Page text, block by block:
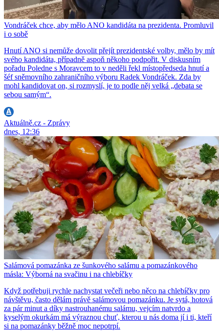
Vondráček chce, aby mělo ANO kandidáta na prezidenta. Promluvil
i o sobě
Hnutí ANO si nemůže dovolit přejít prezidentské volby, mělo by mít
svého kandidáta, případně aspoň někoho podpořit. V diskusním
pořadu Poledne s Moravcem to v neděli řekl místopředseda hnutí a
šéf sněmovního zahraničního výboru Radek Vondráček. Zda by
mohl kandidovat on, si rozmyslí, je to podle něj velká „debata se
sebou samým“.
Aktuálně.cz - Zprávy
dnes, 12:36
Salámová pomazánka ze šunkového salámu a pomazánkového
másla: Výborná na svačinu i na chlebíčky
Když potřebuji rychle nachystat večeři nebo něco na chlebíčky pro
návštěvu, často dělám právě salámovou pomazánku. Je sytá, hotová
za pár minut a díky nastrouhanému salámu, vejcím natvrdo a
kyselým okurkám má výraznou chuť, kterou u nás doma jí i ti, kteří
si na pomazánky běžně moc nepotrpí.